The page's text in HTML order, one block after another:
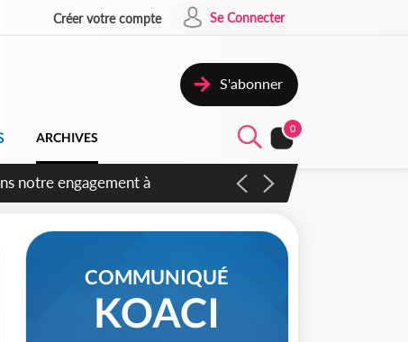
Créer votre compte Se Connecter
S'abonner
ARCHIVES
0
amendements, un exclu
COMMUNIQUÉ
KOACI